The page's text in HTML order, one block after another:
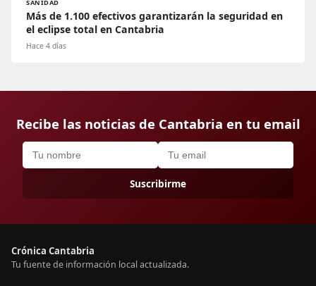
SANIDAD
Más de 1.100 efectivos garantizarán la seguridad en
el eclipse total en Cantabria
Hace 4 días
Recibe las noticias de Cantabria en tu email
Suscribirme
Crónica Cantabria
Tu fuente de información local actualizada.